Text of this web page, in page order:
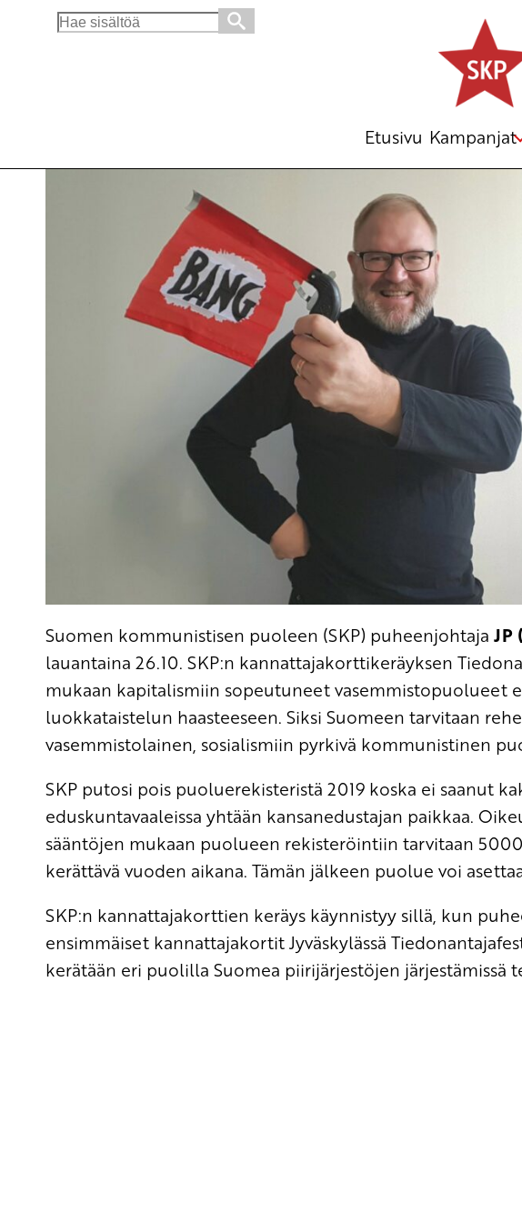
Search
Etusivu Kampanjat
Suomen kommunistisen puoleen (SKP) puheenjohtaja JP
lauantaina 26.10. SKP:n kannattajakorttikeräyksen
mukaan kapitalismiin sopeutuneet vasemmistopuolueet
luokkataistelun haasteeseen. Siksi Suomeen tarvitaan
vasemmistolainen, sosialismiin pyrkivä kommunistinen
SKP putosi pois puoluerekisteristä 2019 koska ei saanut
eduskuntavaaleissa yhtään kansanedustajan paikkaa.
sääntöjen mukaan puolueen rekisteröintiin tarvitaan
kerättävä vuoden aikana. Tämän jälkeen puolue voi
SKP:n kannattajakorttien keräys käynnistyy sillä, kun
ensimmäiset kannattajakortit Jyväskylässä
kerätään eri puolilla Suomea piirijärjestöjen järjestämissä